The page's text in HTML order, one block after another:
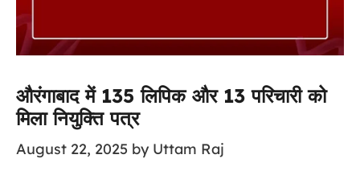
औरंगाबाद में 135 लिपिक और 13 परिचारी को
मिला नियुक्ति पत्र
August 22, 2025 by Uttam Raj